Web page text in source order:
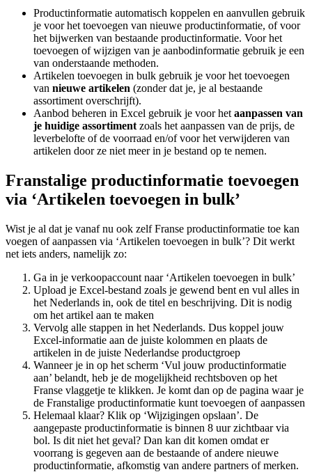
Productinformatie automatisch koppelen en aanvullen gebruik
je voor het toevoegen van nieuwe productinformatie, of voor
het bijwerken van bestaande productinformatie. Voor het
toevoegen of wijzigen van je aanbodinformatie gebruik je een
van onderstaande methoden.
Artikelen toevoegen in bulk gebruik je voor het toevoegen
van nieuwe artikelen (zonder dat je, je al bestaande
assortiment overschrijft).
Aanbod beheren in Excel gebruik je voor het aanpassen van
je huidige assortiment zoals het aanpassen van de prijs, de
leverbelofte of de voorraad en/of voor het verwijderen van
artikelen door ze niet meer in je bestand op te nemen.
Franstalige productinformatie toevoegen
via ‘Artikelen toevoegen in bulk’
Wist je al dat je vanaf nu ook zelf Franse productinformatie toe kan
voegen of aanpassen via ‘Artikelen toevoegen in bulk’? Dit werkt
net iets anders, namelijk zo:
Ga in je verkoopaccount naar ‘Artikelen toevoegen in bulk’
Upload je Excel-bestand zoals je gewend bent en vul alles in
het Nederlands in, ook de titel en beschrijving. Dit is nodig
om het artikel aan te maken
Vervolg alle stappen in het Nederlands. Dus koppel jouw
Excel-informatie aan de juiste kolommen en plaats de
artikelen in de juiste Nederlandse productgroep
Wanneer je in op het scherm ‘Vul jouw productinformatie
aan’ belandt, heb je de mogelijkheid rechtsboven op het
Franse vlaggetje te klikken. Je komt dan op de pagina waar je
de Franstalige productinformatie kunt toevoegen of aanpassen
Helemaal klaar? Klik op ‘Wijzigingen opslaan’. De
aangepaste productinformatie is binnen 8 uur zichtbaar via
bol. Is dit niet het geval? Dan kan dit komen omdat er
voorrang is gegeven aan de bestaande of andere nieuwe
productinformatie, afkomstig van andere partners of merken.